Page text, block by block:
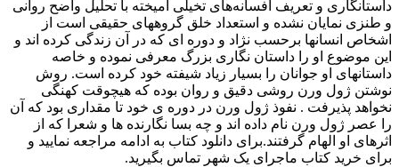
داستانگاری و تعریف افسانه‌های تخیلی آمیخته با تحلیل واضح روانی
و طنزی نمایان نشده و استعداد خلق گروههای حقیقی است از
اشخاص انسانها برحسب نژاد و دوره ای که در آن زندگی کرده اند و
این موضوع او را داستان‌ نگاری بزرگ معرفی نموده و خاصه
داستانهای او جوانان را بسیار زیاد شیفته خود کرده است. روش
نوشتن ژول ورن روشی دقیق و روان بوده که هیچوقت کهنگی
نخواهد پذیرفت . نفوذ ژول ورن در دوره ی خود تا مقداری بود که آن
را عصر ژول ورن نام داده اند و چه بسا نگارنده ها و شعرا که از
اثرهای او الهام گرفتند.برای دانلود کتاب به ادامه مراجعه نمایید و
برای خرید کتاب ماجرای یک شهر تماس بگیرید.